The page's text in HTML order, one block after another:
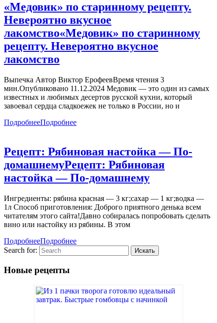
«Медовик» по старинному рецепту.
Невероятно вкусное
лакомство«Медовик» по старинному
рецепту. Невероятно вкусное
лакомство
Выпечка Автор Виктор ЕрофеевВремя чтения 3
мин.Опубликовано 11.12.2024 Медовик — это один из самых
известных и любимых десертов русской кухни, который
завоевал сердца сладкоежек не только в России, но и
ПодробнееПодробнее
Рецепт: Рябиновая настойка — По-
домашнемуРецепт: Рябиновая
настойка — По-домашнему
Ингредиенты: рябина красная — 3 кг;сахар — 1 кг;водка —
1л Способ приготовления: Доброго приятного денька всем
читателям этого сайта!Давно собиралась попробовать сделать
вино или настойку из рябины. В этом
ПодробнееПодробнее
Search for:
Новые рецепты